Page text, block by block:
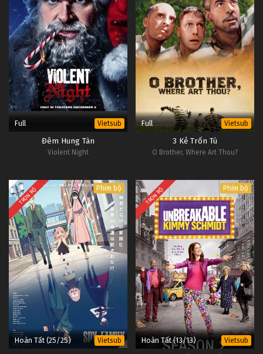
Full Vietsub
Đêm Hung Tàn
Violent Night
Full Vietsub
3 Kẻ Trốn Tù
O Brother, Where Art Thou?
TRỌN BỘ Phim bộ
Hoàn Tất (25/25) Vietsub
TRỌN BỘ Phim bộ
Hoàn Tất (13/13) Vietsub